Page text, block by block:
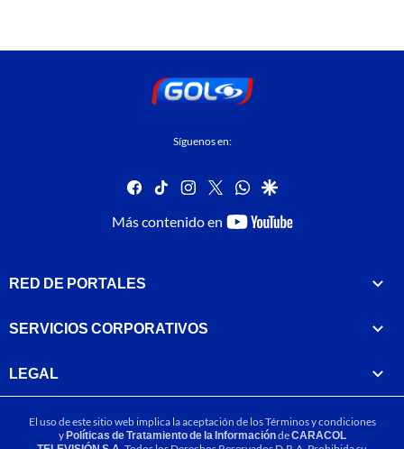
Síguenos en:
facebook
tiktok instagram
twitterwhatsapp
google
Más contenido en
youtube-
RED DE PORTALES
SERVICIOS CORPORATIVOS
LEGAL
El uso de este sitio web implica la aceptación de losTérminos y condiciones
yPolíticas de Tratamiento de la InformacióndeCARACOL